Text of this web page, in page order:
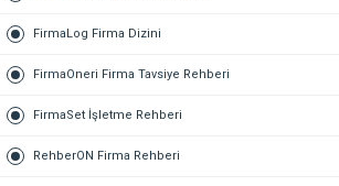
FirmaLog Firma Dizini
FirmaOneri Firma Tavsiye Rehberi
FirmaSet İşletme Rehberi
RehberON Firma Rehberi